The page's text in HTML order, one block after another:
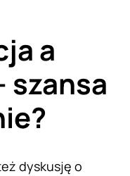
a
szansa
dyskusję o